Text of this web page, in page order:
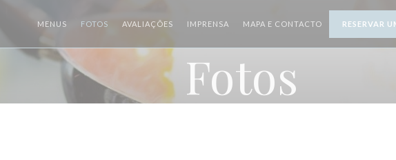
MENUS FOTOS AVALIAÇÕES IMPRENSA MAPA E CONTACTO RESERVAR
Fotos